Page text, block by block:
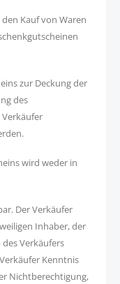
Kauf von Waren
zur Deckung der
des
wird weder in
Der Verkäufer
Inhaber, der
Verkäufers
Kenntnis
Nichtberechtigung,